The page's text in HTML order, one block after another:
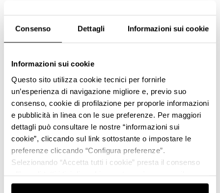
Consenso Dettagli Informazioni sui cookie
Informazioni sui cookie
Questo sito utilizza cookie tecnici per fornirle
un’esperienza di navigazione migliore e, previo suo
consenso, cookie di profilazione per proporle informazioni
e pubblicità in linea con le sue preferenze. Per maggiori
dettagli può consultare le nostre “informazioni sui
cookie”, cliccando sul link sottostante o impostare le
preferenze cliccando “Configura preferenze”.
Selezionando “Accetta tutti i cookie” presta il consenso
consenso cliccando su “Usa solo i cookie necessari” e